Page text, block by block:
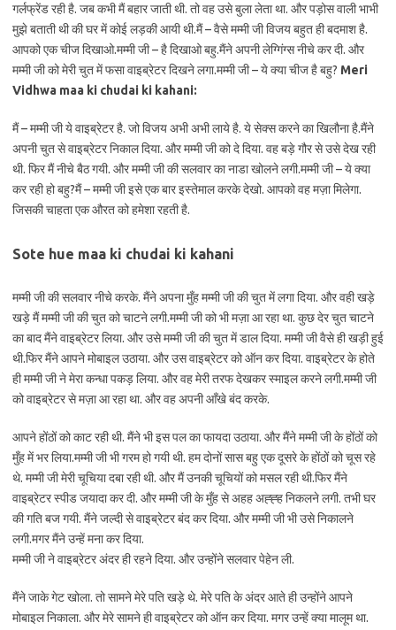
गर्लफ्रेंड रही है. जब कभी मैं बहार जाती थी. तो वह उसे बुला लेता था. और पड़ोस वाली भाभी
मुझे बताती थी की घर में कोई लड़की आयी थी.मैं – वैसे मम्मी जी विजय बहुत ही बदमाश है.
आपको एक चीज दिखाओ.मम्मी जी – है दिखाओ बहु.मैंने अपनी लेग्गिंग्स नीचे कर दी. और
मम्मी जी को मेरी चुत में फसा वाइब्रेटर दिखने लगा.मम्मी जी – ये क्या चीज है बहु? Meri
Vidhwa maa ki chudai ki kahani:
मैं – मम्मी जी ये वाइब्रेटर है. जो विजय अभी अभी लाये है. ये सेक्स करने का खिलौना है.मैंने
अपनी चुत से वाइब्रेटर निकाल दिया. और मम्मी जी को दे दिया. वह बड़े गौर से उसे देख रही
थी. फिर मैं नीचे बैठ गयी. और मम्मी जी की सलवार का नाडा खोलने लगी.मम्मी जी – ये क्या
कर रही हो बहु?मैं – मम्मी जी इसे एक बार इस्तेमाल करके देखो. आपको वह मज़ा मिलेगा.
जिसकी चाहता एक औरत को हमेशा रहती है.
Sote hue maa ki chudai ki kahani
मम्मी जी की सलवार नीचे करके. मैंने अपना मुँह मम्मी जी की चुत में लगा दिया. और वही खड़े
खड़े मैं मम्मी जी की चुत को चाटने लगी.मम्मी जी को भी मज़ा आ रहा था. कुछ देर चुत चाटने
का बाद मैंने वाइब्रेटर लिया. और उसे मम्मी जी की चुत में डाल दिया. मम्मी जी वैसे ही खड़ी हुई
थी.फिर मैंने आपने मोबाइल उठाया. और उस वाइब्रेटर को ऑन कर दिया. वाइब्रेटर के होते
ही मम्मी जी ने मेरा कन्धा पकड़ लिया. और वह मेरी तरफ देखकर स्माइल करने लगी.मम्मी जी
को वाइब्रेटर से मज़ा आ रहा था. और वह अपनी आँखे बंद करके.
आपने होंठों को काट रही थी. मैंने भी इस पल का फायदा उठाया. और मैंने मम्मी जी के होंठों को
मुँह में भर लिया.मम्मी जी भी गरम हो गयी थी. हम दोनों सास बहु एक दूसरे के होंठों को चूस रहे
थे. मम्मी जी मेरी चूचिया दबा रही थी. और मैं उनकी चूचियों को मसल रही थी.फिर मैंने
वाइब्रेटर स्पीड जयादा कर दी. और मम्मी जी के मुँह से अहह अह्ह्ह निकलने लगी. तभी घर
की गति बज गयी. मैंने जल्दी से वाइब्रेटर बंद कर दिया. और मम्मी जी भी उसे निकालने
लगी.मगर मैंने उन्हें मना कर दिया.
मम्मी जी ने वाइब्रेटर अंदर ही रहने दिया. और उन्होंने सलवार पेहेन ली.
मैंने जाके गेट खोला. तो सामने मेरे पति खड़े थे. मेरे पति के अंदर आते ही उन्होंने आपने
मोबाइल निकाला. और मेरे सामने ही वाइब्रेटर को ऑन कर दिया. मगर उन्हें क्या मालूम था.